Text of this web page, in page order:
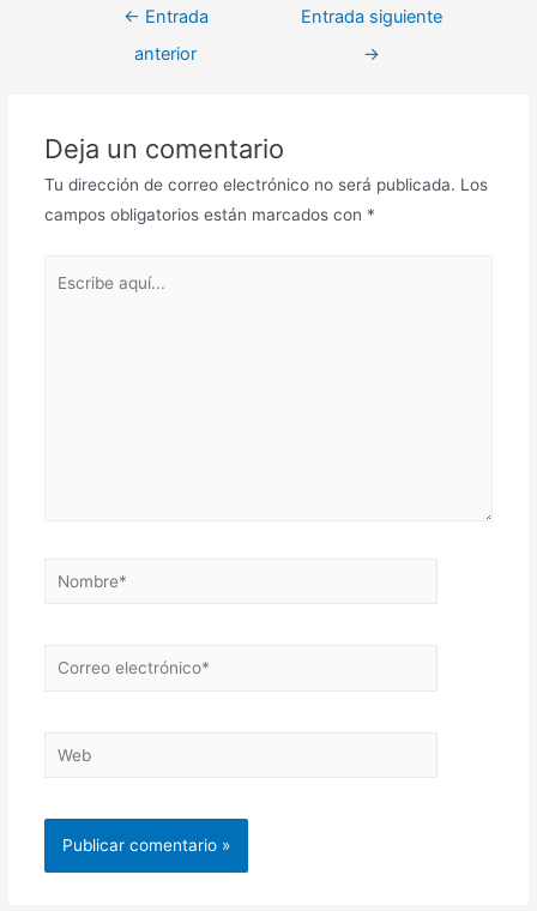
Navegación
← Entrada
anterior
Entrada siguiente
→
Deja un comentario
Tu dirección de correo electrónico no será publicada. Los
campos obligatorios están marcados con *
Nombre*
Correo
Web